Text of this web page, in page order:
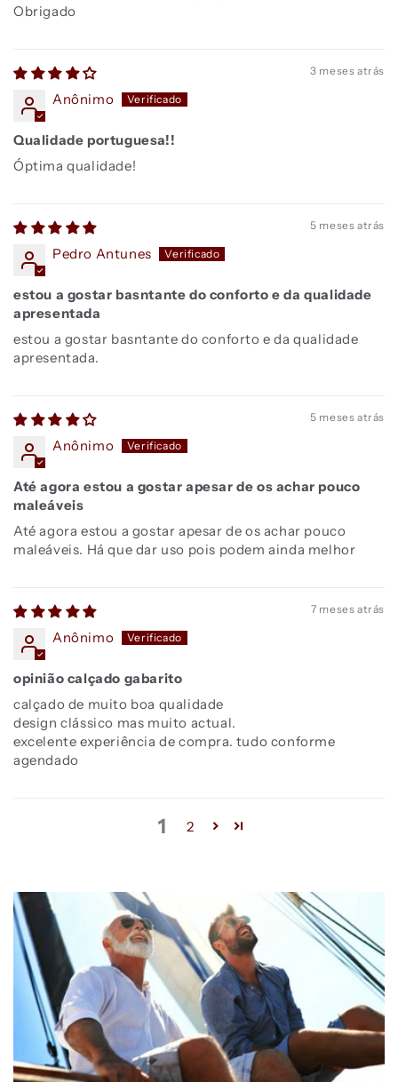
Obrigado
3 meses atrás
Anônimo
Qualidade portuguesa!!
Óptima qualidade!
5 meses atrás
Pedro Antunes
estou a gostar basntante do conforto e da qualidade
apresentada
estou a gostar basntante do conforto e da qualidade
apresentada.
5 meses atrás
Anônimo
Até agora estou a gostar apesar de os achar pouco
maleáveis
Até agora estou a gostar apesar de os achar pouco
maleáveis. Há que dar uso pois podem ainda melhor
7 meses atrás
Anônimo
opinião calçado gabarito
calçado de muito boa qualidade
design clássico mas muito actual.
excelente experiência de compra. tudo conforme
agendado
1 2